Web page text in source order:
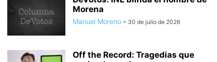
Morena
Manuel Moreno - 30 de julio de 2026
Off the Record: Tragedias que